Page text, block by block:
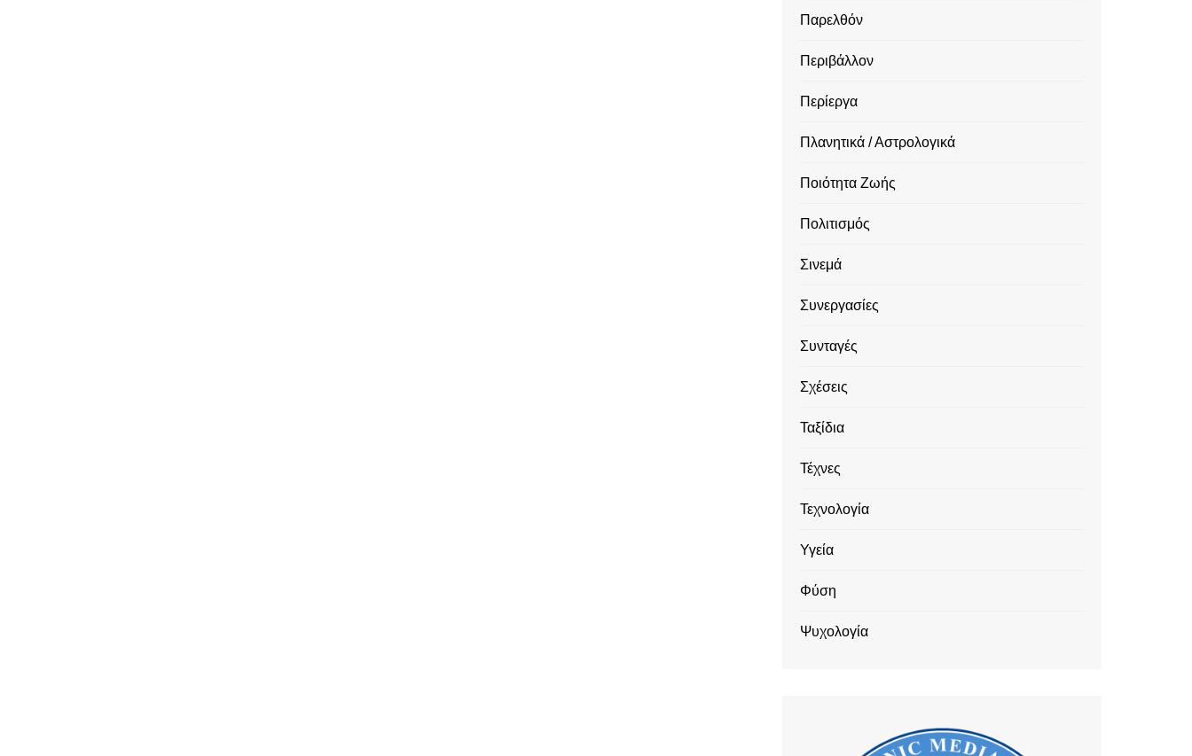
Παρελθόν
Περιβάλλον
Περίεργα
Πλανητικά / Αστρολογικά
Ποιότητα Ζωής
Πολιτισμός
Σινεμά
Συνεργασίες
Συνταγές
Σχέσεις
Ταξίδια
Τέχνες
Τεχνολογία
Υγεία
Φύση
Ψυχολογία